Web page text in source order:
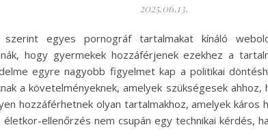
2025.06.13.
egyes pornográf tartalmakat kínáló
hogy gyermekek hozzáférjenek ezekhez a
egyre nagyobb figyelmet kap a politikai
a követelményeknek, amelyek szükségesek
hozzáférhetnek olyan tartalmakhoz, amelyek
ellenőrzés nem csupán egy technikai kérdés,